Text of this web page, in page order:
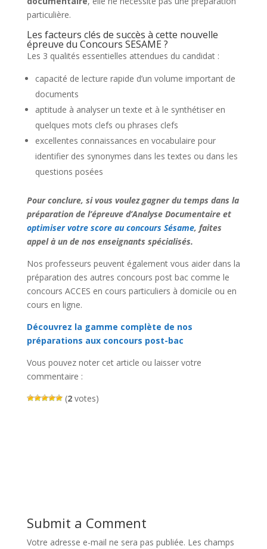
particulière.
Les facteurs clés de succès à cette nouvelle
épreuve du Concours SESAME ?
Les 3 qualités essentielles attendues du candidat :
capacité de lecture rapide d’un volume important de
documents
aptitude à analyser un texte et à le synthétiser en
quelques mots clefs ou phrases clefs
excellentes connaissances en vocabulaire pour
identifier des synonymes dans les textes ou dans les
questions posées
Pour conclure, si vous voulez gagner du temps dans la
préparation de l’épreuve d’Analyse Documentaire et
optimiser votre score au concours Sésame, faites
appel à un de nos enseignants spécialisés.
Nos professeurs peuvent également vous aider dans la
préparation des autres concours post bac comme le
concours ACCES en cours particuliers à domicile ou en
cours en ligne.
Découvrez la gamme complète de nos
préparations aux concours post-bac
Vous pouvez noter cet article ou laisser votre
commentaire :
(2votes)
Submit a Comment
Votre adresse e-mail ne sera pas publiée. Les champs